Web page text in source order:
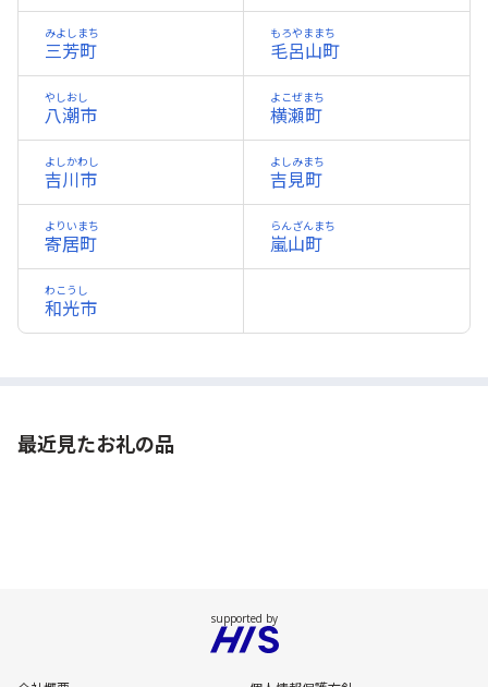
三芳町
みよしまち
毛呂山町
もろやままち
八潮市
やしおし
横瀬町
よこぜまち
吉川市
よしかわし
吉見町
よしみまち
寄居町
よりいまち
嵐山町
らんざんまち
和光市
わこうし
最近見たお礼の品